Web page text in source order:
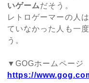
いゲームだそう。
レトロゲーマーの人
ていなかった人も一
う。
▼GOGホームページ
https://